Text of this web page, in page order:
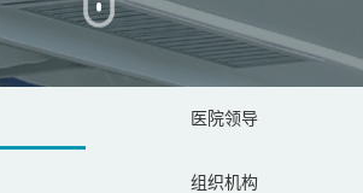
医院领导
组织机构